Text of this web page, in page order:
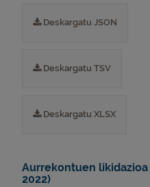
Deskargatu JSON
Deskargatu TSV
Deskargatu XLSX
Aurrekontuen likidazioa
2022)